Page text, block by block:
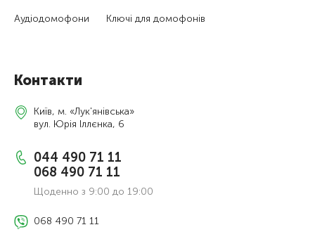
Аудіодомофони Ключі для домофонів
Контакти
Київ, м. «Лук'янівська»
вул. Юрія Іллєнка, 6
044 490 71 11
068 490 71 11
Щоденно з 9:00 до 19:00
068 490 71 11